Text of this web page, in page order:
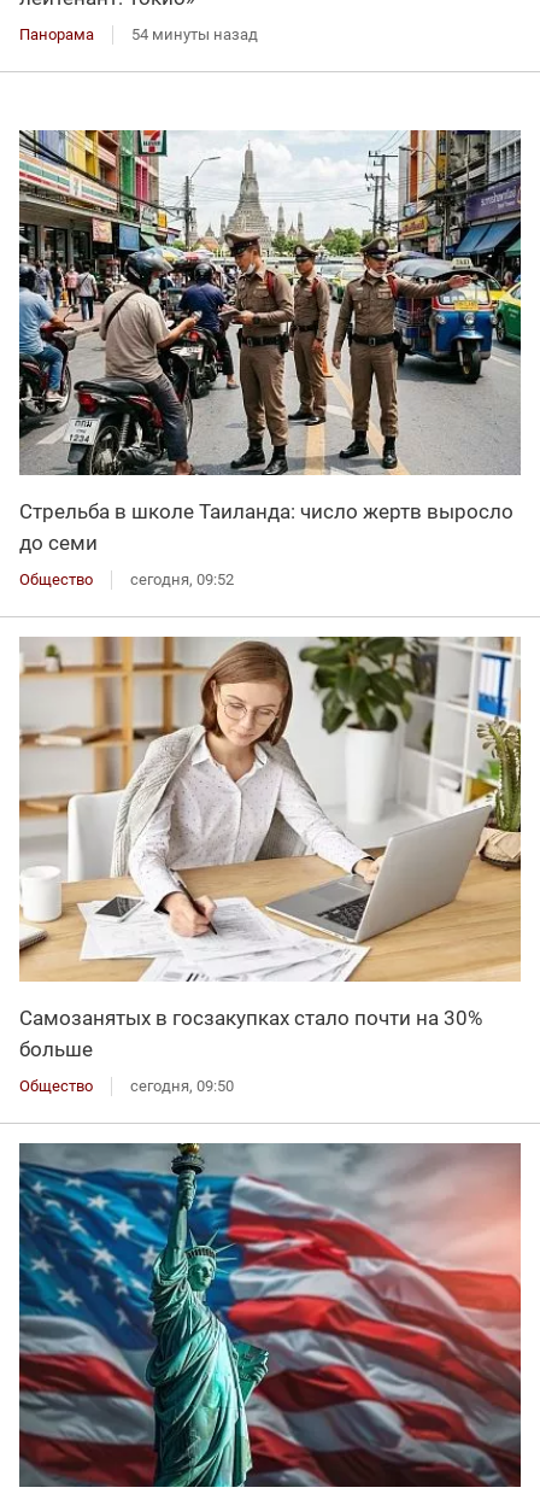
Панорама 54 минуты назад
Стрельба в школе Таиланда: число жертв выросло
до семи
Общество сегодня, 09:52
Самозанятых в госзакупках стало почти на 30%
больше
Общество сегодня, 09:50